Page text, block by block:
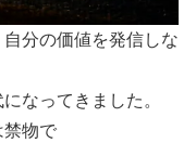
分の価値を発信しな
なってきました。
禁物で